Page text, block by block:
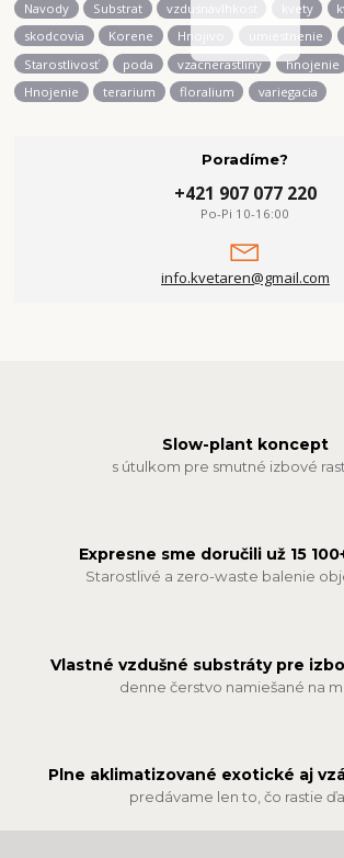
Navody Substrat vzdusnavlhkost kvety
skodcovia
Korene Hnojivo umiestnenie
Starostlivosť
poda vzacnerastliny hnojenie
Hnojenie
terarium floralium variegacia
Poradíme?
+421 907 077 220
Po-Pi 10-16:00
info.kvetaren@gmail.com
Slow-plant koncept
s útulkom pre smutné izbové
Expresne sme doručili už 15
Starostlivé a zero-waste balenie
Vlastné vzdušné substráty pre
denne čerstvo namiešané na
Plne aklimatizované exotické aj
predávame len to, čo rastie